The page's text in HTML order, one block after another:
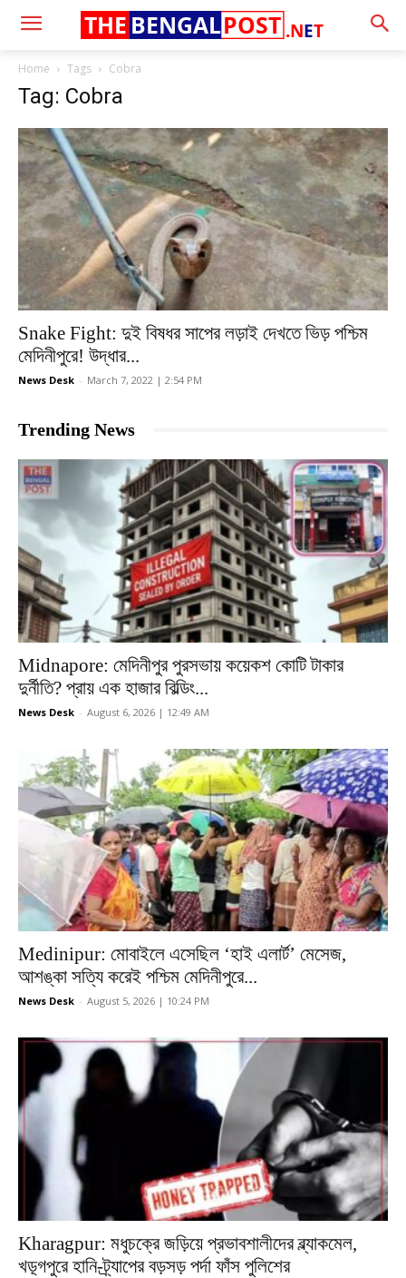
.NET
THE BENGALPOST
Home Tags Cobra
Tag: Cobra
Snake Fight: দুই বিষধর সাপের লড়াই দেখতে ভিড় পশ্চিম
মেদিনীপুরে! উদ্ধার...
News Desk - March 7, 2022 | 2:54 PM
Trending News
Midnapore: মেদিনীপুর পুরসভায় কয়েকশ কোটি টাকার
দুর্নীতি? প্রায় এক হাজার বিল্ডিং...
News Desk - August 6, 2026 | 12:49 AM
Medinipur: মোবাইলে এসেছিল ‘হাই এলার্ট’ মেসেজ,
আশঙ্কা সত্যি করেই পশ্চিম মেদিনীপুরে...
News Desk - August 5, 2026 | 10:24 PM
Kharagpur: মধুচক্রে জড়িয়ে প্রভাবশালীদের ব্ল্যাকমেল,
খড়্গপুরে হানি-ট্র্যাপের বড়সড় পর্দা ফাঁস পুলিশের